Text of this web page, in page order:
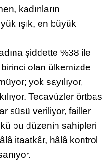
kadınların
ışık, en büyük
şiddette %38 ile
olan ülkemizde
yok sayılıyor,
Tecavüzler örtbas
süsü veriliyor, failler
bu düzenin sahipleri
itaatkâr, hâlâ kontrol